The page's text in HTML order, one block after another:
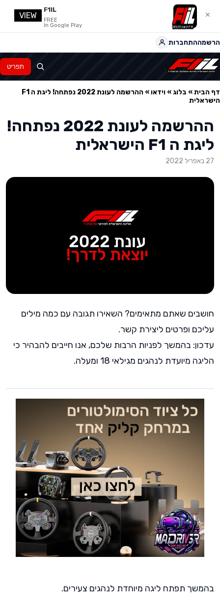
התחברותהרשמה
תפריט
דף הבית» בלוג » וידאו »
ההרשמה לעונת 2022 נפתחה! ליגת ה F1
הישראלית
ההרשמה לעונת 2022 נפתחה!
ליגת ה F1 הישראלית
27 באפריל 2022
חושבים שאתם מתאימים? השאירו תגובה עם כמה מילים
עליכם ופרטים ליצירת קשר.
עדכון: בהמשך לפניות הרבות שלכם, אנו חייבים להבהיר כי
הליגה מיועדת לנהגים מגילאי 18 ומעלה.
בהמשך תפתח ליגה מיוחדת לנהגים צעירים.
✕
F1IL
FREE
In Google Play
VIEW